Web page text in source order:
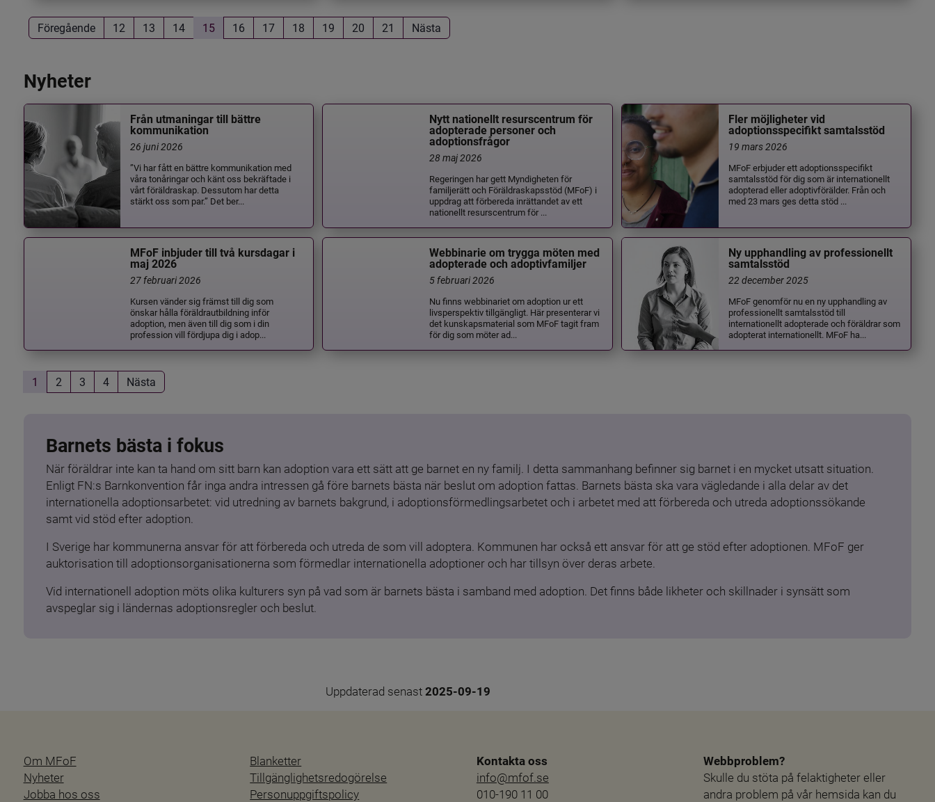
Föregående 12 13 14 15 16 17 18 19 20 21 Nästa
Nyheter
Från utmaningar till bättre
kommunikation
26 juni 2026
”Vi har fått en bättre kommunikation med
våra tonåringar och känt oss bekräftade i
vårt föräldraskap. Dessutom har detta
stärkt oss som par.” Det ber...
Nytt nationellt resurscentrum för
adopterade personer och
adoptionsfrågor
28 maj 2026
Regeringen har gett Myndigheten för
familjerätt och Föräldraskapsstöd (MFoF) i
uppdrag att förbereda inrättandet av ett
nationellt resurscentrum för ...
Fler möjligheter vid
adoptionsspecifikt samtalsstöd
19 mars 2026
MFoF erbjuder ett adoptionsspecifikt
samtalsstöd för dig som är internationellt
adopterad eller adoptivförälder. Från och
med 23 mars ges detta stöd ...
MFoF inbjuder till två kursdagar i
maj 2026
27 februari 2026
Kursen vänder sig främst till dig som
önskar hålla föräldrautbildning inför
adoption, men även till dig som i din
profession vill fördjupa dig i adop...
Webbinarie om trygga möten med
adopterade och adoptivfamiljer
5 februari 2026
Nu finns webbinariet om adoption ur ett
livsperspektiv tillgängligt. Här presenterar vi
det kunskapsmaterial som MFoF tagit fram
för dig som möter ad...
Ny upphandling av professionellt
samtalsstöd
22 december 2025
MFoF genomför nu en ny upphandling av
professionellt samtalsstöd till
internationellt adopterade och föräldrar som
adopterat internationellt. MFoF ha...
1 2 3 4 Nästa
Barnets bästa i fokus
När föräldrar inte kan ta hand om sitt barn kan adoption vara ett sätt att ge barnet en ny familj. I detta sammanhang befinner sig barnet i en mycket utsatt situation.
Enligt FN:s Barnkonvention får inga andra intressen gå före barnets bästa när beslut om adoption fattas. Barnets bästa ska vara vägledande i alla delar av det
internationella adoptionsarbetet: vid utredning av barnets bakgrund, i adoptionsförmedlingsarbetet och i arbetet med att förbereda och utreda adoptionssökande
samt vid stöd efter adoption.
I Sverige har kommunerna ansvar för att förbereda och utreda de som vill adoptera. Kommunen har också ett ansvar för att ge stöd efter adoptionen. MFoF ger
auktorisation till adoptionsorganisationerna som förmedlar internationella adoptioner och har tillsyn över deras arbete.
Vid internationell adoption möts olika kulturers syn på vad som är barnets bästa i samband med adoption. Det finns både likheter och skillnader i synsätt som
avspeglar sig i ländernas adoptionsregler och beslut.
Uppdaterad senast 2025-09-19
Om MFoF
Nyheter
Jobba hos oss
Blanketter
Tillgänglighetsredogörelse
Personuppgiftspolicy
Kontakta oss
info@mfof.se
010-190 11 00
Webbproblem?
Skulle du stöta på felaktigheter eller
andra problem på vår hemsida kan du